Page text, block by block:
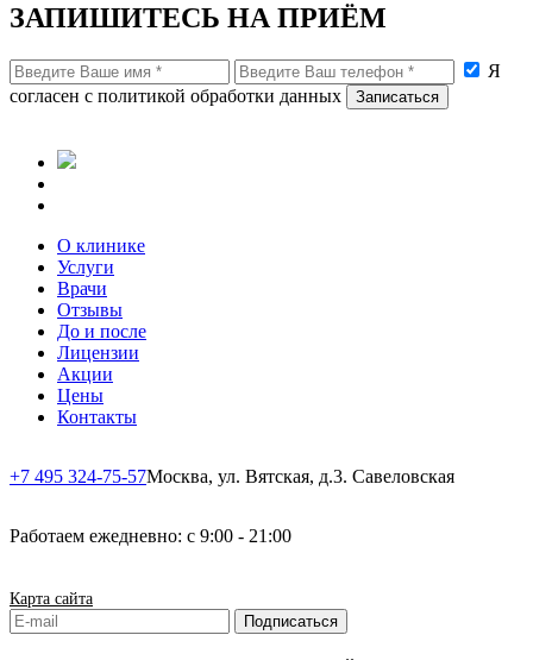
ЗАПИШИТЕСЬ НА ПРИЁМ
Я
согласен с политикой обработки данных
О клинике
Услуги
Врачи
Отзывы
До и после
Лицензии
Акции
Цены
Контакты
+7 495 324-75-57Москва, ул. Вятская, д.3. Савеловская
Работаем ежедневно: с 9:00 - 21:00
Карта сайта
Подписаться